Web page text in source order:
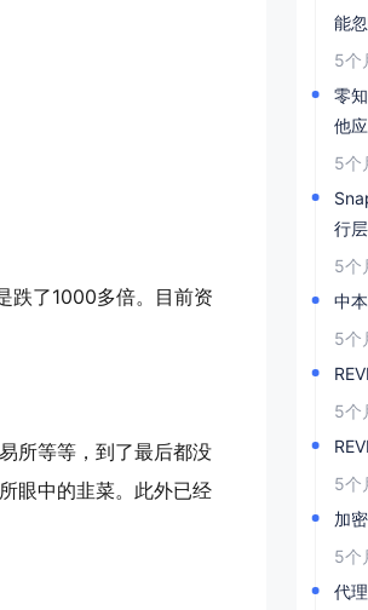
跌了1000多倍。目前资
所等等，到了最后都没
眼中的韭菜。此外已经
能
5个
零
他
5个
行
5个
中
5个
5个
5个
加
5个
代